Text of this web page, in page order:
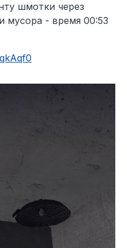
шмотки через
мусора - время 00:53